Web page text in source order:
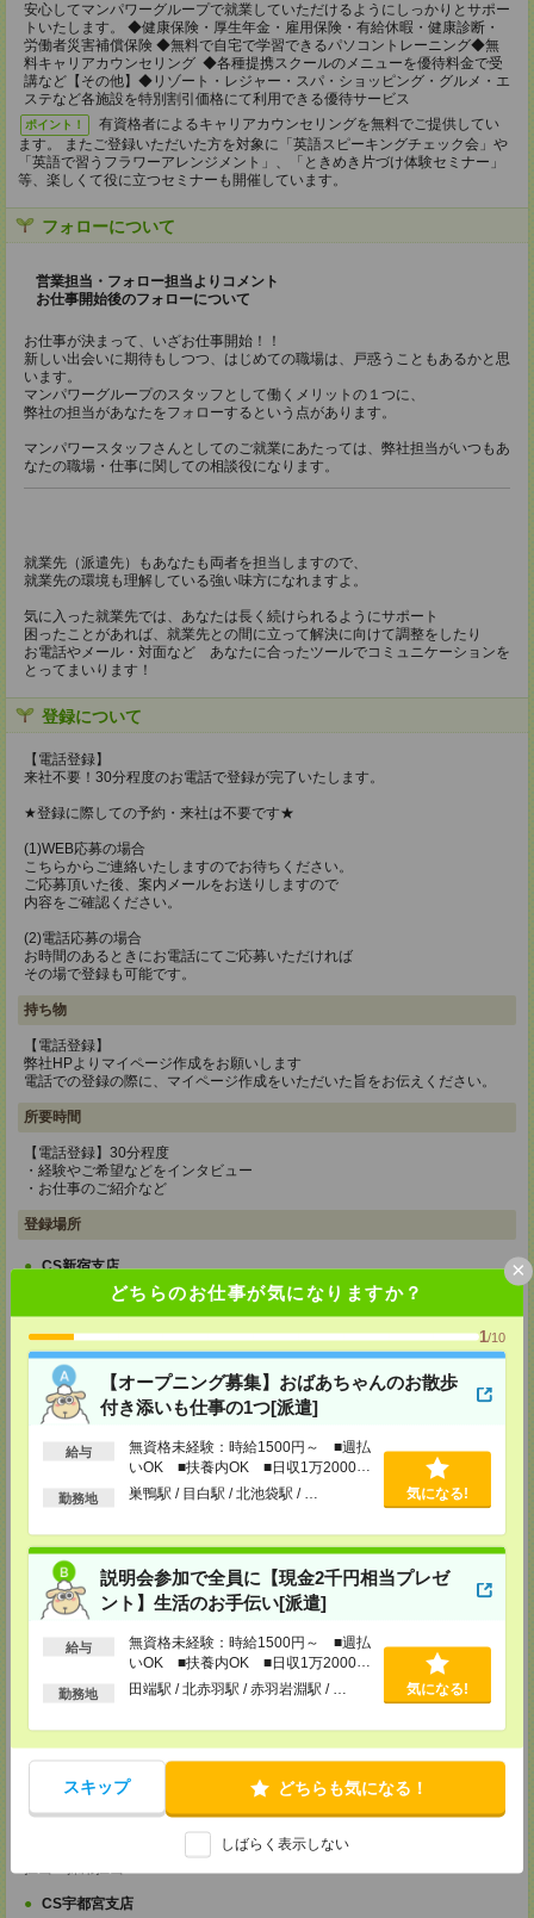
どちらのお仕事が気になりますか？
1/10
【オープニング募集】おばあちゃんのお散歩
付き添いも仕事の1つ[派遣]
給与
無資格未経験：時給1500円～ ■週払
いOK ■扶養内OK ■日収1万2000円
以上
勤務地 巣鴨駅 / 目白駅 / 北池袋駅 / … 気になる!
説明会参加で全員に【現金2千円相当プレゼ
ント】生活のお手伝い[派遣]
給与
無資格未経験：時給1500円～ ■週払
いOK ■扶養内OK ■日収1万2000円
以上
勤務地 田端駅 / 北赤羽駅 / 赤羽岩淵駅 / … 気になる!
スキップ どちらも気になる！
しばらく表示しない
×
安心してマンパワーグループで就業していただけるようにしっかりとサポー
トいたします。 ◆健康保険・厚生年金・雇用保険・有給休暇・健康診断・
労働者災害補償保険 ◆無料で自宅で学習できるパソコントレーニング◆無
料キャリアカウンセリング ◆各種提携スクールのメニューを優待料金で受
講など【その他】◆リゾート・レジャー・スパ・ショッピング・グルメ・エ
ステなど各施設を特別割引価格にて利用できる優待サービス
ポイント！
有資格者によるキャリアカウンセリングを無料でご提供してい
ます。 またご登録いただいた方を対象に「英語スピーキングチェック会」や
「英語で習うフラワーアレンジメント」、「ときめき片づけ体験セミナー」
等、楽しくて役に立つセミナーも開催しています。
フォローについて
営業担当・フォロー担当よりコメント
お仕事開始後のフォローについて
お仕事が決まって、いざお仕事開始！！
新しい出会いに期待もしつつ、はじめての職場は、戸惑うこともあるかと思
います。
マンパワーグループのスタッフとして働くメリットの１つに、
弊社の担当があなたをフォローするという点があります。
マンパワースタッフさんとしてのご就業にあたっては、弊社担当がいつもあ
なたの職場・仕事に関しての相談役になります。
就業先（派遣先）もあなたも両者を担当しますので、
就業先の環境も理解している強い味方になれますよ。
気に入った就業先では、あなたは長く続けられるようにサポート
困ったことがあれば、就業先との間に立って解決に向けて調整をしたり
お電話やメール・対面など あなたに合ったツールでコミュニケーションを
とってまいります！
登録について
【電話登録】
来社不要！30分程度のお電話で登録が完了いたします。
★登録に際しての予約・来社は不要です★
(1)WEB応募の場合
こちらからご連絡いたしますのでお待ちください。
ご応募頂いた後、案内メールをお送りしますので
内容をご確認ください。
(2)電話応募の場合
お時間のあるときにお電話にてご応募いただければ
その場で登録も可能です。
持ち物
【電話登録】
弊社HPよりマイページ作成をお願いします
電話での登録の際に、マイページ作成をいただいた旨をお伝えください。
所要時間
【電話登録】30分程度
・経験やご希望などをインタビュー
・お仕事のご紹介など
登録場所
CS新宿支店
東京都新宿区西新宿 1-6-1 新宿エルタワー 17F
MAIL：CS_SHINJUKU@manpowergroup.jp
担当：採用担当
CS立川支店
〒190-0012
東京都立川市曙町2-34-7 ファーレイーストビル 8F
TEL：0120-659-460
CS_TACHIKAWA@manpowergroup.jp
担当：採用担当
〒220-8136
神奈川県横浜市西区みなとみらい 2-2-1 横浜ランドマークタワー36F
TEL：0120-659-459
MAIL：CS_YOKOHAMA@manpowergroup.jp
担当：採用担当
CS大宮支店
〒330-0854 埼玉県さいたま市大宮区桜木町 1-10-16 シーノ大宮ノース
ウイング 9階
CS高崎支店
〒370-0831 群馬県高崎市あら町167 高崎第一生命ビルディング11Ｆ
CS_TAKASAKI@manpowergroup.jp
CS宇都宮支店